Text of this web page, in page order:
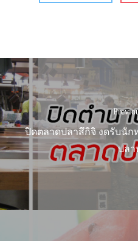
ปิดตลาดปลาสึกิจิ งดรับนัก
ปล